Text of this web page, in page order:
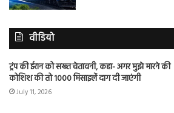
वीडियो
ट्रंप की ईरान को सख्त चेतावनी, कहा- अगर मुझे मारने की
कोशिश की तो 1000 मिसाइलें दाग दी जाएंगी
July 11, 2026